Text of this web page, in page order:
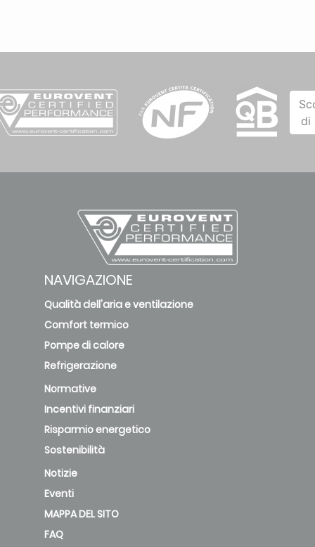
di
NAVIGAZIONE
Qualità dell'aria e ventilazione
Comfort termico
Pompe di calore
Refrigerazione
Normative
Incentivi finanziari
Risparmio energetico
Sostenibilità
Notizie
Eventi
MAPPA DEL SITO
FAQ